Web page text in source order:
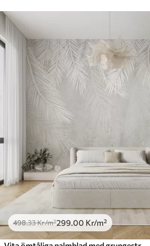
498.33Kr/m²299 .00 Kr/m²